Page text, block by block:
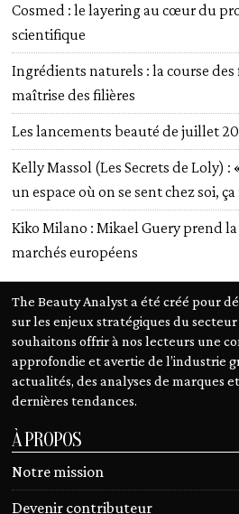
Cosmed : le layering au cœur du
scientifique
Ingrédients naturels : la course des
maîtrise des filières
Les lancements beauté de juillet
Kelly Massol (Les Secrets de Loly)
un espace où on se sent chez soi,
Kiko Milano : Mikael Guery prend
marchés européens
The Beauty Analyst a été créé pour
sur les enjeux stratégiques du
souhaitons offrir à nos lecteurs une
approfondie et avertie de l’industrie
actualités, des analyses de marques
dernières tendances.
À PROPOS
Notre mission
Devenir contributeur